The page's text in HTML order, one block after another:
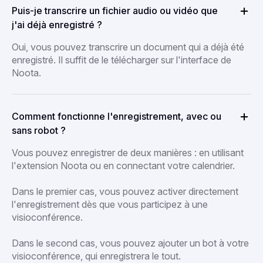
Puis-je transcrire un fichier audio ou vidéo que
j'ai déjà enregistré ?
Oui, vous pouvez transcrire un document qui a déjà été
enregistré. Il suffit de le télécharger sur l'interface de
Noota.
Comment fonctionne l'enregistrement, avec ou
sans robot ?
Vous pouvez enregistrer de deux manières : en utilisant
l'extension Noota ou en connectant votre calendrier.
Dans le premier cas, vous pouvez activer directement
l'enregistrement dès que vous participez à une
visioconférence.
Dans le second cas, vous pouvez ajouter un bot à votre
visioconférence, qui enregistrera le tout.